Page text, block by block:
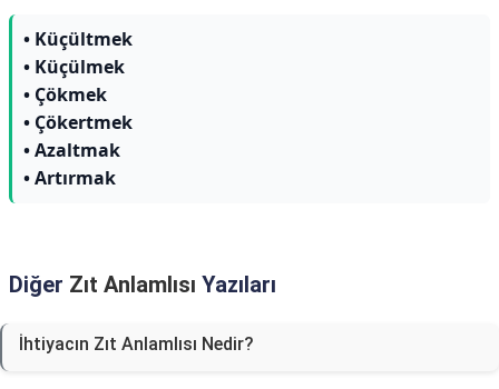
• Küçültmek
• Küçülmek
• Çökmek
• Çökertmek
• Azaltmak
• Artırmak
Diğer Zıt Anlamlısı Yazıları
İhtiyacın Zıt Anlamlısı Nedir?